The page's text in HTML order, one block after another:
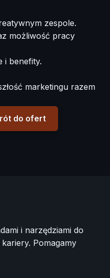
zespole.
możliwość pracy
i benefity.
marketingu razem
do ofert
i narzędziami do
Pomagamy